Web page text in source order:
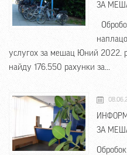
ЗА
услугох за мешац Юний 2022.
найду 176.550 рахунки за...
ЗА